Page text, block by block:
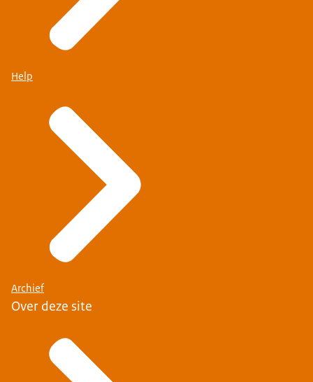
Help
Archief
Over deze site